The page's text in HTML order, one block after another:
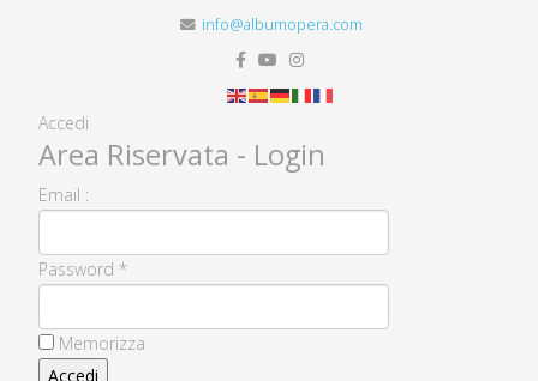
info@albumopera.com
Accedi
Area Riservata - Login
Email :
Password *
Memorizza